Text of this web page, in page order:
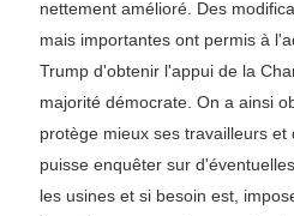
nettement amélioré. Des
mais importantes ont permis à
Trump d'obtenir l'appui de la
majorité démocrate. On a ainsi
protège mieux ses travailleurs
puisse enquêter sur
les usines et si besoin est,